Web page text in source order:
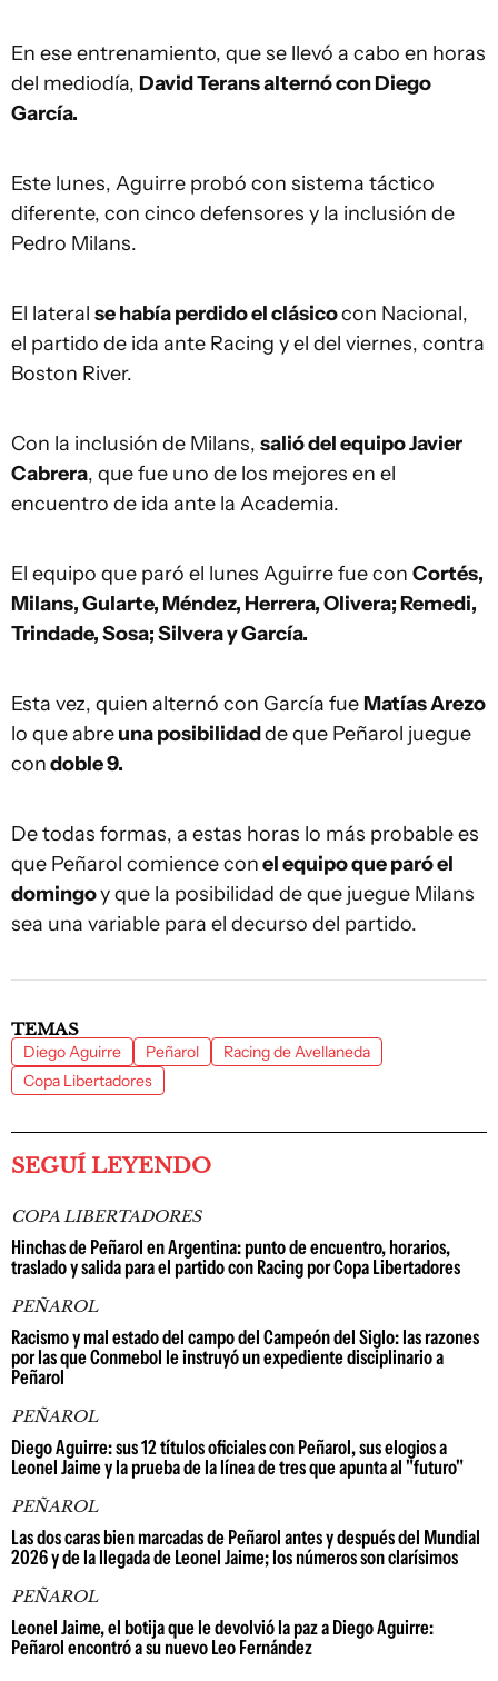
En ese entrenamiento, que se llevó a cabo en horas
del mediodía, David Terans alternó con Diego
García.
Este lunes, Aguirre probó con sistema táctico
diferente, con cinco defensores y la inclusión de
Pedro Milans.
El lateral se había perdido el clásicocon Nacional,
el partido de ida ante Racing y el del viernes, contra
Boston River.
Con la inclusión de Milans, salió del equipo Javier
Cabrera, que fue uno de los mejores en el
encuentro de ida ante la Academia.
El equipo que paró el lunes Aguirre fue con Cortés,
Milans, Gularte, Méndez, Herrera, Olivera; Remedi,
Trindade, Sosa; Silvera y García.
Esta vez, quien alternó con García fue Matías Arezo
lo que abreuna posibilidadde que Peñarol juegue
condoble 9.
De todas formas, a estas horas lo más probable es
que Peñarol comience conel equipo que paró el
domingoy que la posibilidad de que juegue Milans
sea una variable para el decurso del partido.
TEMAS
Diego Aguirre Peñarol
Racing de Avellaneda
Copa Libertadores
SEGUÍ LEYENDO
COPA LIBERTADORES
Hinchas de Peñarol en Argentina: punto de encuentro, horarios,
traslado y salida para el partido con Racing por Copa Libertadores
PEÑAROL
Racismo y mal estado del campo del Campeón del Siglo: las razones
por las que Conmebol le instruyó un expediente disciplinario a
Peñarol
PEÑAROL
Diego Aguirre: sus 12 títulos oficiales con Peñarol, sus elogios a
Leonel Jaime y la prueba de la línea de tres que apunta al "futuro"
PEÑAROL
Las dos caras bien marcadas de Peñarol antes y después del Mundial
2026 y de la llegada de Leonel Jaime; los números son clarísimos
PEÑAROL
Leonel Jaime, el botija que le devolvió la paz a Diego Aguirre:
Peñarol encontró a su nuevo Leo Fernández